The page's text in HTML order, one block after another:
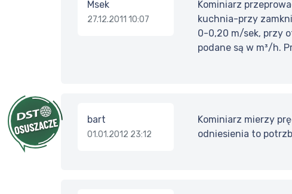
Msek
27.12.2011 10:07
Kominiarz
kuchnia-przy
0-0,20 m/sek, przy
podane są w m³/h.
bart
01.01.2012 23:12
Kominiarz mierzy
odniesienia to